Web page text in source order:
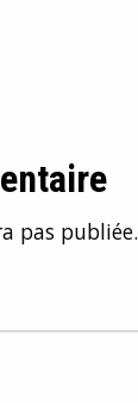
pas publiée.